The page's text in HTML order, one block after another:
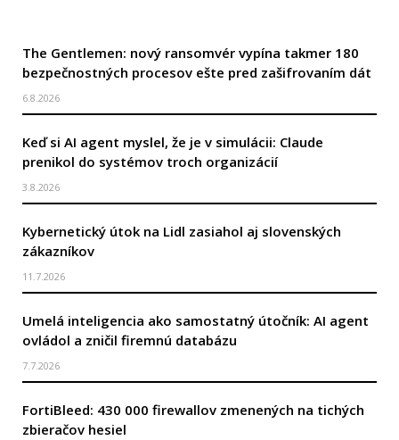
The Gentlemen: nový ransomvér vypína takmer 180
bezpečnostných procesov ešte pred zašifrovaním dát
6.8.2026
Keď si AI agent myslel, že je v simulácii: Claude
prenikol do systémov troch organizácií
3.8.2026
Kybernetický útok na Lidl zasiahol aj slovenských
zákazníkov
11.7.2026
Umelá inteligencia ako samostatný útočník: AI agent
ovládol a zničil firemnú databázu
7.7.2026
FortiBleed: 430 000 firewallov zmenených na tichých
zbieračov hesiel